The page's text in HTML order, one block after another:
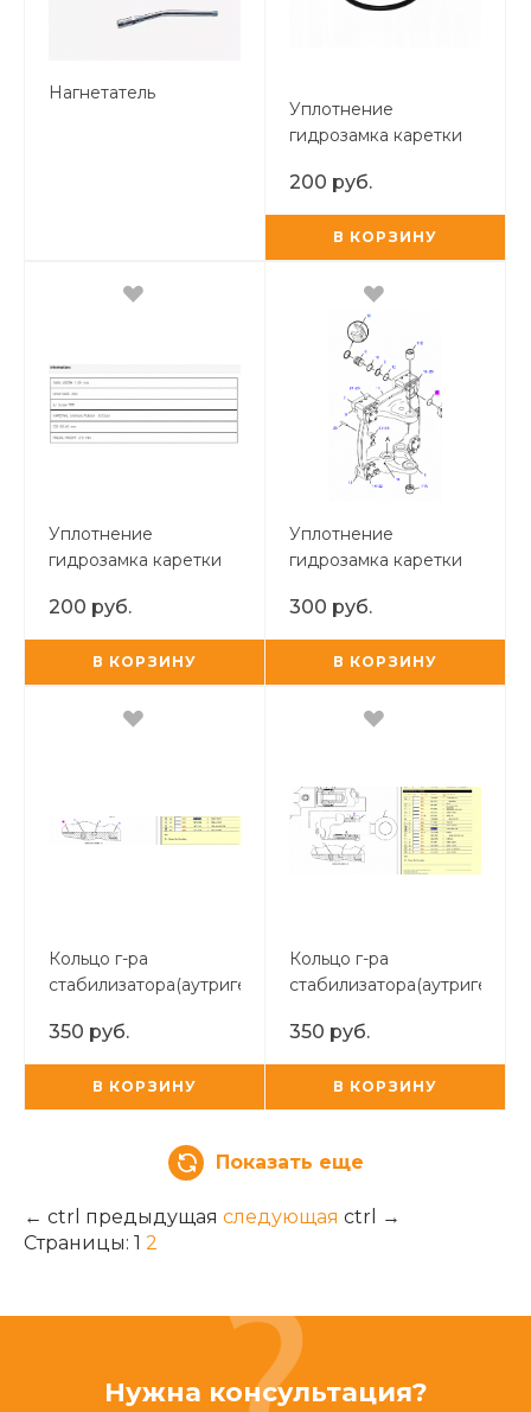
Нагнетатель
Уплотнение
гидрозамка каретки
чёрное)
200 руб.
В КОРЗИНУ
Уплотнение
гидрозамка каретки
(капроновое белое)
200 руб.
В КОРЗИНУ
Уплотнение
гидрозамка каретки
чёрное)
300 руб.
В КОРЗИНУ
Кольцо г-ра
стабилизатора(аутригера)
350 руб.
В КОРЗИНУ
Кольцо г-ра
стабилизатора(аутригера)
350 руб.
В КОРЗИНУ
Показать еще
← ctrl предыдущая следующая ctrl
→
Страницы: 1 2
Нужна консультация?